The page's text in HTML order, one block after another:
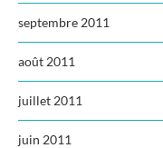
septembre 2011
août 2011
juillet 2011
juin 2011